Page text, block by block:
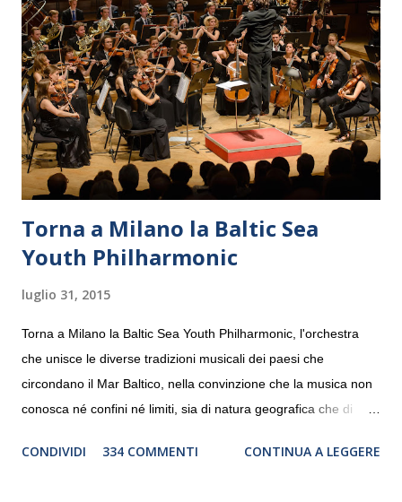
Torna a Milano la Baltic Sea
Youth Philharmonic
luglio 31, 2015
Torna a Milano la Baltic Sea Youth Philharmonic, l'orchestra
che unisce le diverse tradizioni musicali dei paesi che
circondano il Mar Baltico, nella convinzione che la musica non
conosca né confini né limiti, sia di natura geografica che di
debutterà il 10 settembre a Heiden, in Germania, e toccherà, in
CONDIVIDI 334 COMMENTI CONTINUA A LEGGERE